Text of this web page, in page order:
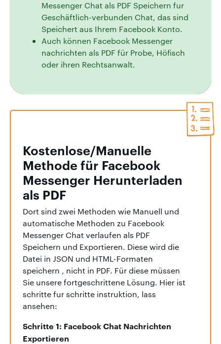
Messenger Chat als PDF Speichern fur
Geschäftlich-verbunden Chat, das sind
Speichert aus Ihrem Facebook Konto.
Auch können Facebook Messenger
nachrichten als PDF für Probe, Höfisch
oder ihren Rechtsanwalt.
Kostenlose/Manuelle
Methode für Facebook
Messenger Herunterladen
als PDF
Dort sind zwei Methoden wie Manuell und
automatische Methoden zu Facebook
Messenger Chat verlaufen als PDF
Speichern und Exportieren. Diese wird die
Datei in JSON und HTML-Formaten
speichern , nicht in PDF. Für diese müssen
Sie unsere fortgeschrittene Lösung. Hier ist
schritte fur schritte instruktion, lass
ansehen:
Schritte 1: Facebook Chat Nachrichten
Exportieren